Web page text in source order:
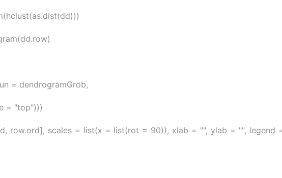
= dendrogramGrob,
= "top")))
row.ord], scales = list(x = list(rot = 90)), xlab = "", ylab = "", legend